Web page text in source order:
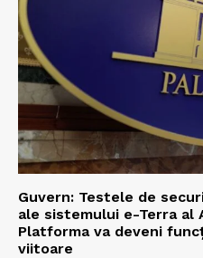
Guvern: Testele de
ale sistemului e-Terra al
Platforma va deveni
viitoare